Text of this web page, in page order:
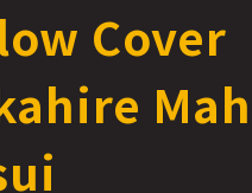
Cover